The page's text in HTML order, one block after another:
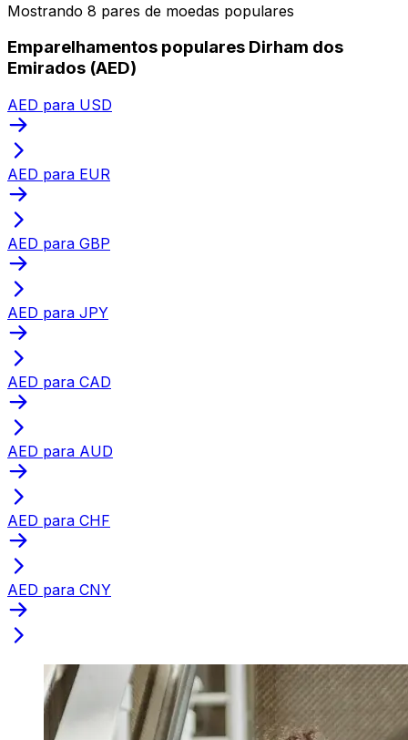
Mostrando 8 pares de moedas populares
Emparelhamentos populares Dirham dos
Emirados (AED)
AED para USD
AED para EUR
AED para GBP
AED para JPY
AED para CAD
AED para AUD
AED para CHF
AED para CNY